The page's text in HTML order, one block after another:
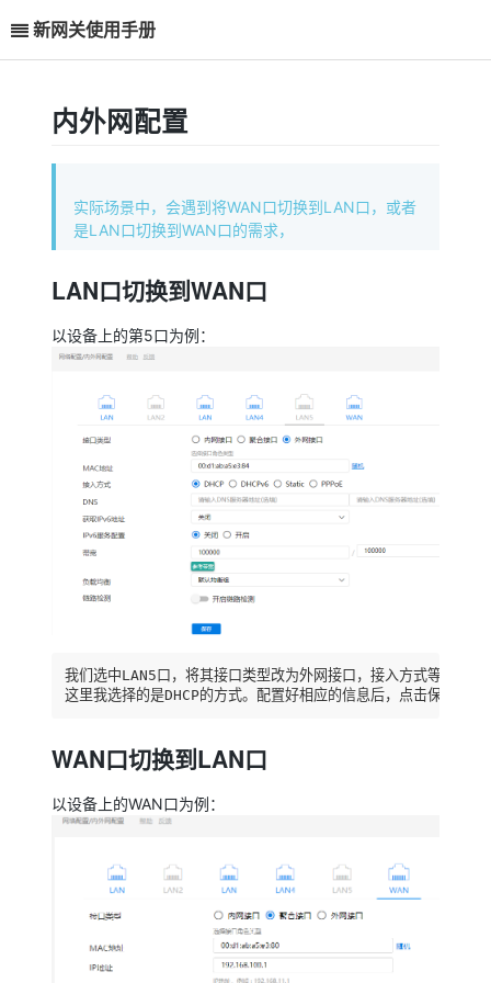
新网关使用手册
内外网配置
实际场景中，会遇到将WAN口切换到LAN口，或者
是LAN口切换到WAN口的需求，
LAN口切换到WAN口
以设备上的第5口为例：
我们选中LAN5口，将其接口类型改为外网接口，接入方式等信息根
这里我选择的是DHCP的方式。配置好相应的信息后，点击保存，就
WAN口切换到LAN口
以设备上的WAN口为例：